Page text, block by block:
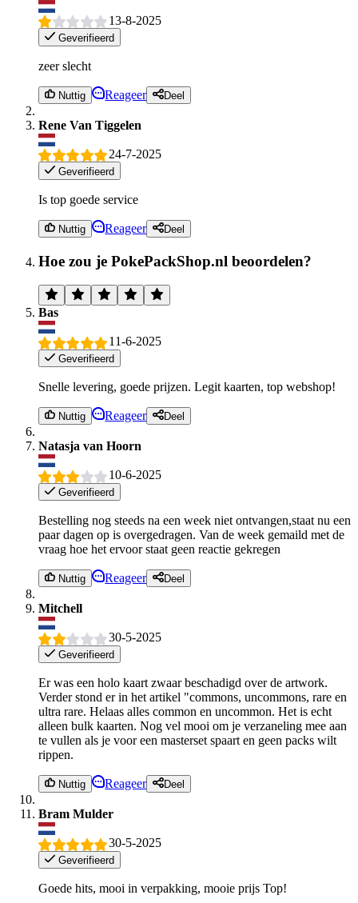
13-8-2025
Geverifieerd
zeer slecht
Nuttig Reageer Deel
Rene Van Tiggelen
24-7-2025
Geverifieerd
Is top goede service
Nuttig Reageer Deel
Hoe zou je PokePackShop.nl beoordelen?
Bas
11-6-2025
Geverifieerd
Snelle levering, goede prijzen. Legit kaarten, top webshop!
Nuttig Reageer Deel
Natasja van Hoorn
10-6-2025
Geverifieerd
Bestelling nog steeds na een week niet ontvangen,staat nu een
paar dagen op is overgedragen. Van de week gemaild met de
vraag hoe het ervoor staat geen reactie gekregen
Nuttig Reageer Deel
Mitchell
30-5-2025
Geverifieerd
Er was een holo kaart zwaar beschadigd over de artwork.
Verder stond er in het artikel "commons, uncommons, rare en
ultra rare. Helaas alles common en uncommon. Het is echt
alleen bulk kaarten. Nog vel mooi om je verzaneling mee aan
te vullen als je voor een masterset spaart en geen packs wilt
rippen.
Nuttig Reageer Deel
Bram Mulder
30-5-2025
Geverifieerd
Goede hits, mooi in verpakking, mooie prijs Top!